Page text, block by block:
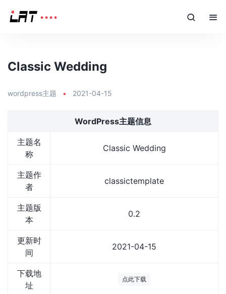
Classic Wedding
wordpress主题 • 2021-04-15
WordPress主题信息
主题名
称
Classic Wedding
主题作
者
classictemplate
主题版
本
0.2
更新时
间
2021-04-15
下载地
址
点此下载